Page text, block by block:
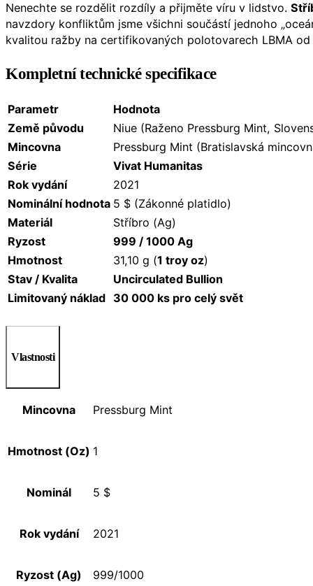
Nenechte se rozdělit rozdíly a přijměte víru v lidstvo.
navzdory konfliktům jsme všichni součástí jednoho
kvalitou ražby na certifikovaných polotovarech LBMA od
Kompletní technické specifikace
Parametr
Hodnota
Země původu
Niue (Raženo Pressburg Mint,
Mincovna
Pressburg Mint (Bratislavská
Série
Vivat Humanitas
Rok vydání
2021
Nominální hodnota 5 $ (Zákonné platidlo)
Materiál
Stříbro (Ag)
Ryzost
999 / 1000 Ag
Hmotnost
31,10 g (1 troy oz)
Stav / Kvalita
Uncirculated Bullion
Limitovaný náklad 30 000 ks pro celý svět
Vlastnosti
Mincovna Pressburg Mint
Hmotnost (Oz) 1
Nominál 5 $
Rok vydání 2021
Ryzost (Ag) 999/1000